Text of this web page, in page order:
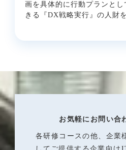
画を具体的に行動プランと
きる『DX戦略実行』の人財
お気軽にお問い合
各研修コースの他、企業